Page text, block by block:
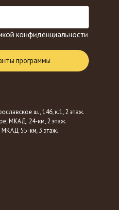
ш., 146, к.1, 2 этаж.
МКАД, 24-км, 2 этаж.
МКАД 55-км, 3 этаж.
конфиденциальности
программы